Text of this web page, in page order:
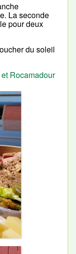
La seconde
pour deux
du soleil
Rocamadour